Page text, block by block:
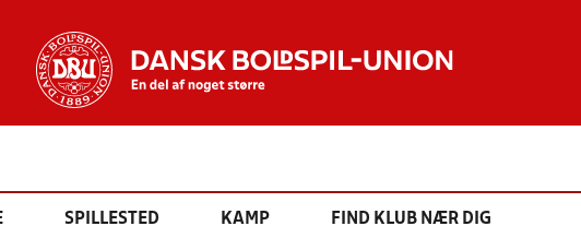
SPILLESTED KAMP FIND KLUB NÆR DIG